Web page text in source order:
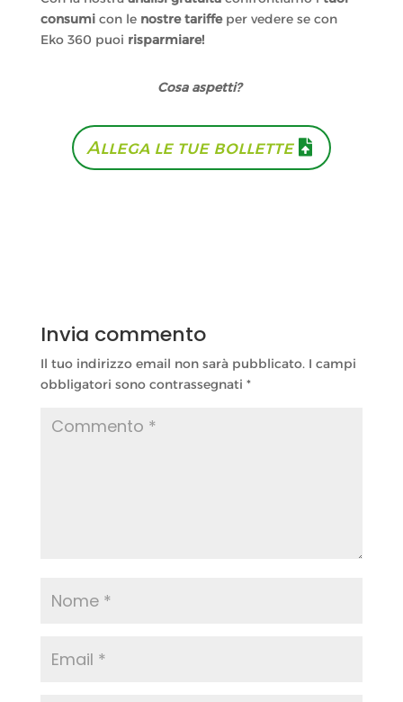
consumicon le nostre tariffeper vedere se con
Eko 360 puoi risparmiare!
Cosa aspetti?
Allega le tue bollette
Invia commento
Il tuo indirizzo email non sarà pubblicato. I campi
obbligatori sono contrassegnati *